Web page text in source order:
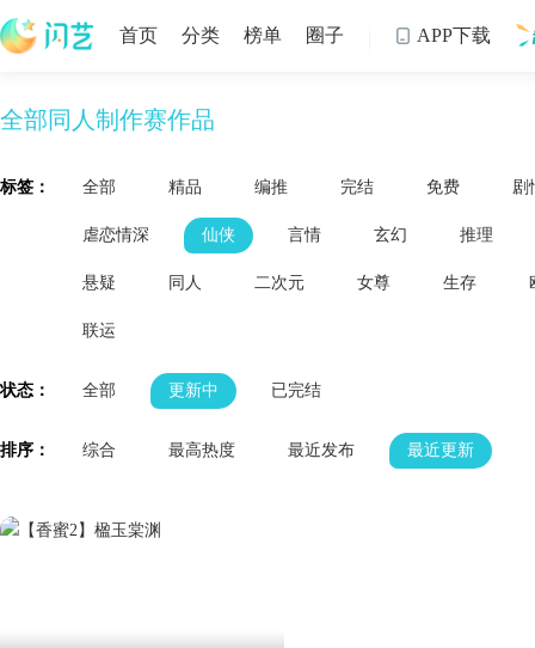
首页 分类 榜单 圈子  APP下载
全部同人制作赛作品
标签： 全部 精品 编推 完结 免费 剧
虐恋情深 仙侠 言情 玄幻 推理
悬疑 同人 二次元 女尊 生存
联运
状态： 全部 更新中 已完结
排序： 综合 最高热度 最近发布 最近更新